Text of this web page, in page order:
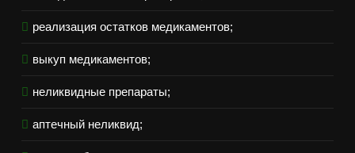
реализация остатков медикаментов;
выкуп медикаментов;
неликвидные препараты;
аптечный неликвид;